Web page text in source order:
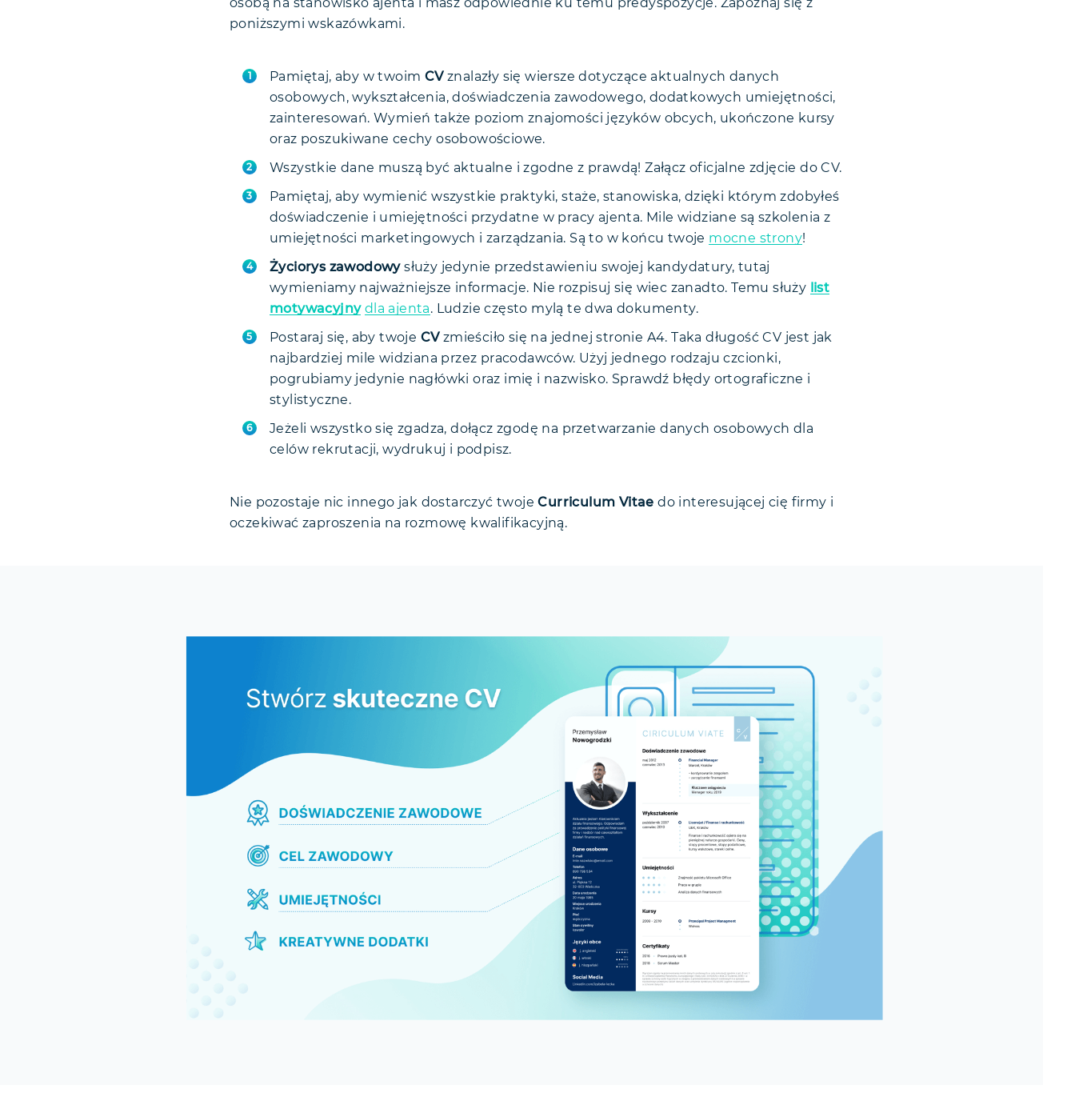
osobą na stanowisko ajenta i masz odpowiednie ku temu predyspozycje. Zapoznaj się z
poniższymi wskazówkami.
Pamiętaj, aby w twoim CVznalazły się wiersze dotyczące aktualnych danych
osobowych, wykształcenia, doświadczenia zawodowego, dodatkowych umiejętności,
zainteresowań. Wymień także poziom znajomości języków obcych, ukończone kursy
oraz poszukiwane cechy osobowościowe.
Wszystkie dane muszą być aktualne i zgodne z prawdą! Załącz oficjalne zdjęcie do CV.
Pamiętaj, aby wymienić wszystkie praktyki, staże, stanowiska, dzięki którym zdobyłeś
doświadczenie i umiejętności przydatne w pracy ajenta. Mile widziane są szkolenia z
umiejętności marketingowych i zarządzania. Są to w końcu twoje mocne strony!
Życiorys zawodowysłuży jedynie przedstawieniu swojej kandydatury, tutaj
wymieniamy najważniejsze informacje. Nie rozpisuj się wiec zanadto. Temu służy
list
motywacyjny dla ajenta. Ludzie często mylą te dwa dokumenty.
Postaraj się, aby twoje CVzmieściło się na jednej stronie A4. Taka długość CV jest jak
najbardziej mile widziana przez pracodawców. Użyj jednego rodzaju czcionki,
pogrubiamy jedynie nagłówki oraz imię i nazwisko. Sprawdź błędy ortograficzne i
stylistyczne.
Jeżeli wszystko się zgadza, dołącz zgodę na przetwarzanie danych osobowych dla
celów rekrutacji, wydrukuj i podpisz.
Nie pozostaje nic innego jak dostarczyć twojeCurriculum Vitae do interesującej cię firmy i
oczekiwać zaproszenia na rozmowę kwalifikacyjną.